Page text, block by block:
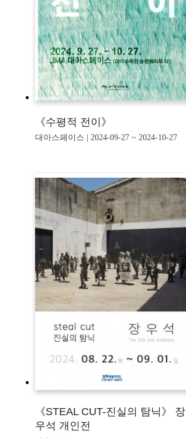
《수평적 전이》
대아스페이스 | 2024-09-27 ~ 2024-10-27
《STEAL CUT-진실의 탐닉》 장
우석 개인전